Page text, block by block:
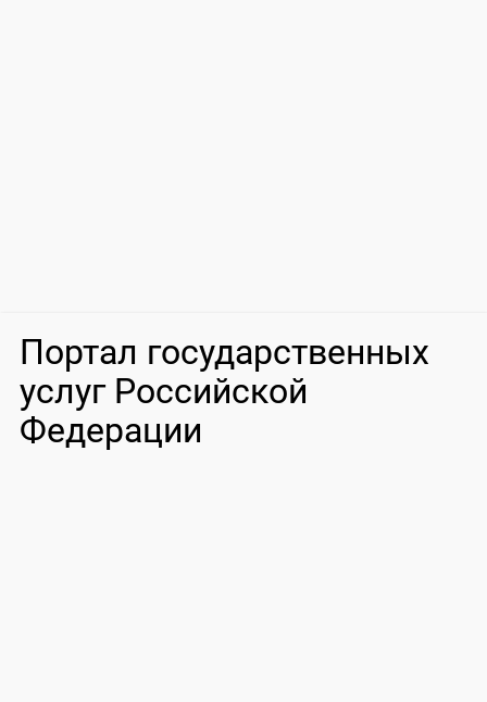
Портал государственных
услуг Российской
Федерации